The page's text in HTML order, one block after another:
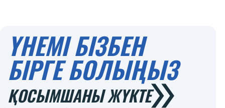
ҮНЕМІ БІЗБЕН
БІРГЕ БОЛЫҢЫЗ
ҚОСЫМШАНЫ ЖҮКТЕ